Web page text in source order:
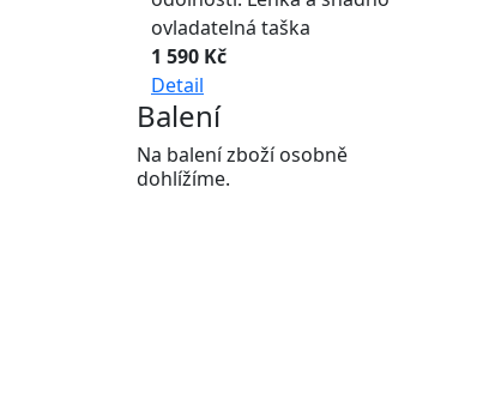
ovladatelná taška
1 590 Kč
Detail
Balení
Na balení zboží osobně
dohlížíme.